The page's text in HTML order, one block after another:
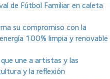
de Fútbol Familiar en caleta
su compromiso con la
100% limpia y renovable
une a artistas y las
y la reflexión